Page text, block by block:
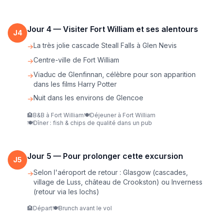
J4 Jour 4 — Visiter Fort William et ses alentours
→La très jolie cascade Steall Falls à Glen Nevis
→Centre-ville de Fort William
→Viaduc de Glenfinnan, célèbre pour son apparition
dans les films Harry Potter
→Nuit dans les environs de Glencoe
🏨B&B à Fort William🍽️Déjeuner à Fort William
🍽️Dîner : fish & chips de qualité dans un pub
J5 Jour 5 — Pour prolonger cette excursion
→Selon l'aéroport de retour : Glasgow (cascades,
village de Luss, château de Crookston) ou Inverness
(retour via les lochs)
🏨Départ🍽️Brunch avant le vol